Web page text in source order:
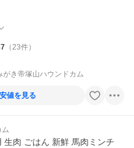
（23件）
がき帝塚山ハウンドカム
値を見る
ム
生肉 ごはん 新鮮 馬肉ミンチ